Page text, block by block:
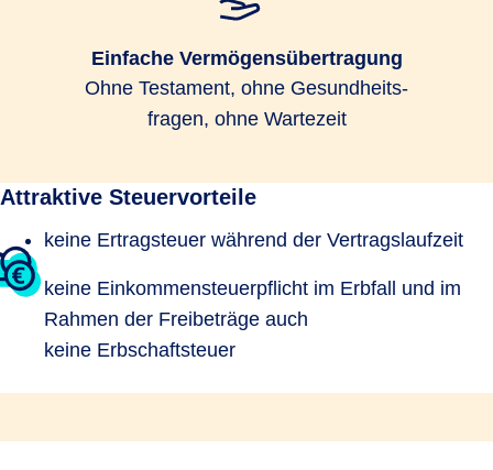
Einfache Vermögensübertragung
Ohne Testament, ohne Gesund­heits­
fragen, ohne Wartezeit
Attraktive Steuervorteile
keine Ertragsteuer während der Vertragslaufzeit
keine Einkommensteuerpflicht im Erbfall und im
Rahmen der Freibeträge auch
keine Erbschaftsteuer